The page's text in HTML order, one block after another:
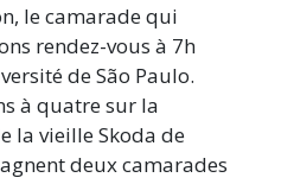
le camarade qui
rendez-vous à 7h
de São Paulo.
à quatre sur la
la vieille Skoda de
deux camarades